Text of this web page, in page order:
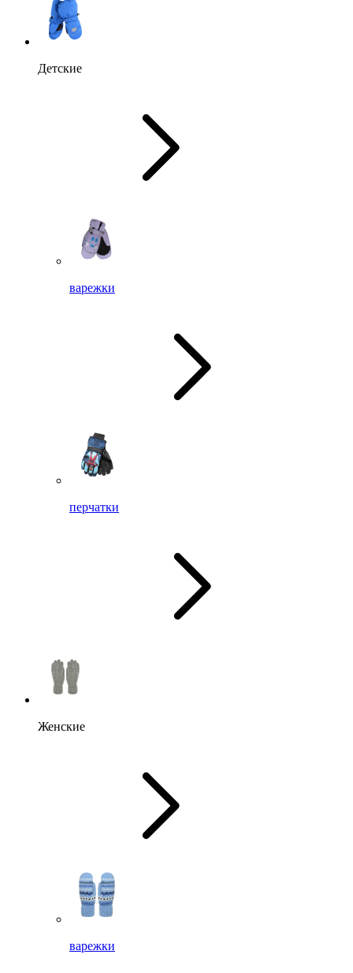
Детские
варежки
перчатки
Женские
варежки